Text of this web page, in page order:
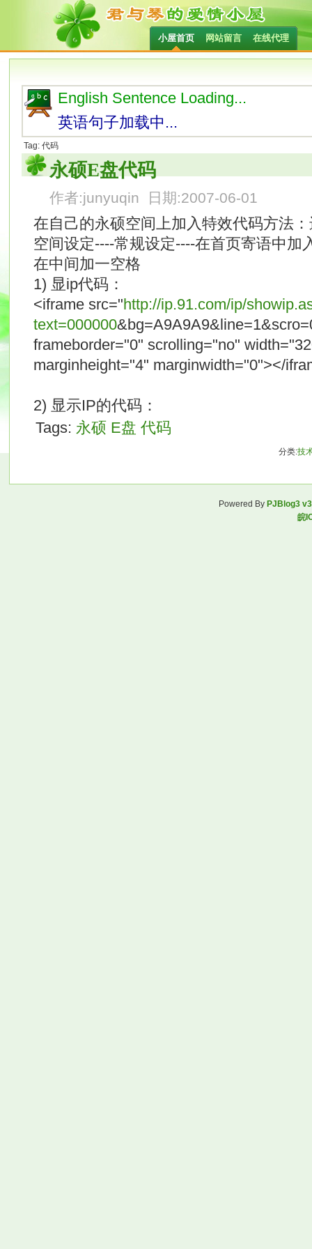
小屋首页 网站留言 在线代理
English Sentence Loading...
英语句子加载中...
Tag: 代码
永硕E盘代码
作者:junyuqin 日期:2007-06-01
在自己的永硕空间上加入特效代码方法
空间设定----常规设定----在首页寄语中加
在中间加一空格
1) 显ip代码：
<iframe src="http://ip.91.com/ip/
text=000000
frameborder="0" scrolling="no"
marginheight="4" marginwidth="0"></
2) 显示IP的代码：
Tags: 永硕 E盘 代码
分类:技
Powered By PJBlog3
皖